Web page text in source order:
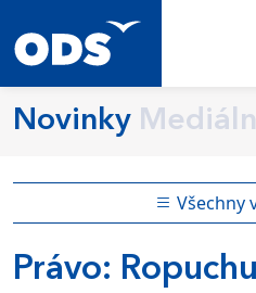
Novinky
Všechny
Právo: